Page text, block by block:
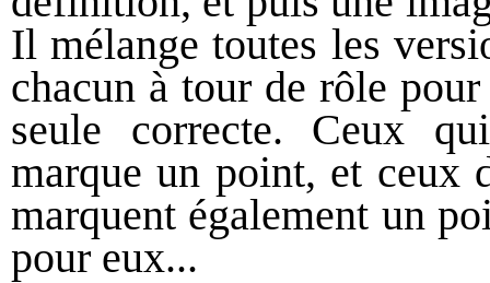
Il mélange toutes les
chacun à tour de rôle
seule correcte. Ceux
marque un point, et
marquent également un
pour eux...